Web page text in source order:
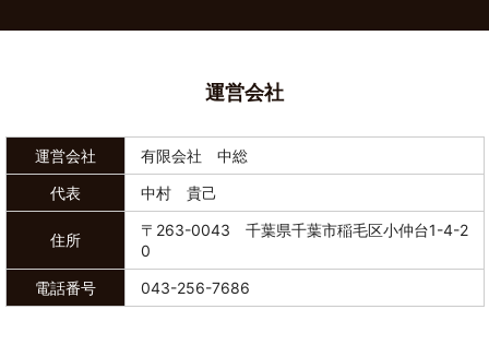
運営会社
運営会社
有限会社 中総
代表
中村 貴己
住所
〒263-0043 千葉県千葉市稲毛区小仲台1-4-2
0
電話番号
043-256-7686